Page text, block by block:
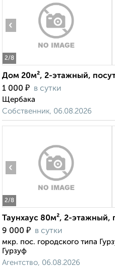
2/8
‹
Дом 20м², 2-этажный,
1 000 ₽ в сутки
Щербака
Собственник, 06.08.2026
2/8
‹
Таунхаус 80м², 2-этажный,
9 000 ₽ в сутки
мкр. пос. городского типа
Гурзуф
Агентство, 06.08.2026